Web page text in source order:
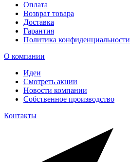
Оплата
Возврат товара
Доставка
Гарантия
Политика конфиденциальности
О компании
Идеи
Смотреть акции
Новости компании
Собственное производство
Контакты